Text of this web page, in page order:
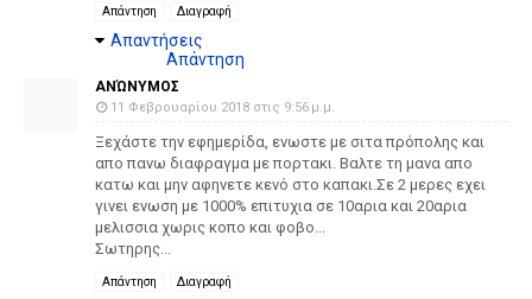
Απάντηση Διαγραφή
Απαντήσεις
Απάντηση
ΑΝΏΝΥΜΟΣ
11 Φεβρουαρίου 2018 στις 9:56 μ.μ.
Ξεχάστε την εφημερίδα, ενωστε με σιτα πρόπολης και
απο πανω διαφραγμα με πορτακι. Βαλτε τη μανα απο
κατω και μην αφηνετε κενό στο καπακι.Σε 2 μερες εχει
γινει ενωση με 1000% επιτυχια σε 10αρια και 20αρια
μελισσια χωρις κοπο και φοβο...
Σωτηρης...
Απάντηση Διαγραφή